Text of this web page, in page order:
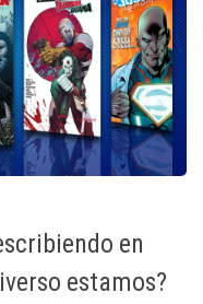
en
estamos?